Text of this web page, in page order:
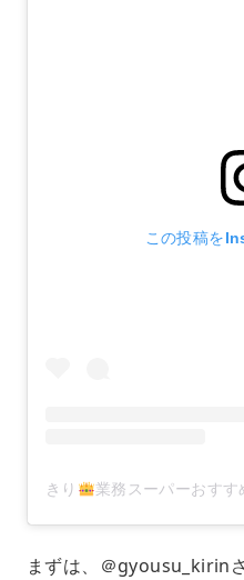
この投稿を
きり 業務スーパーおすすめレポ&購入
まずは、＠gyousu_kirin